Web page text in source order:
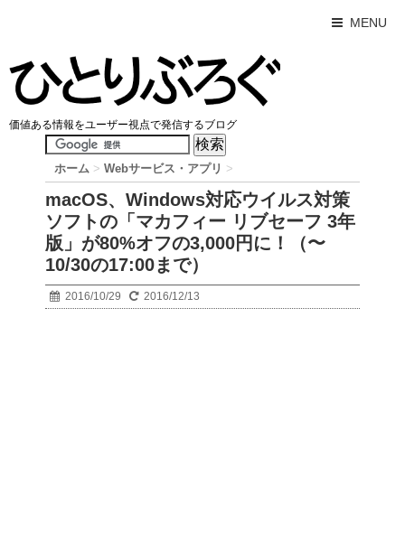
MENU
価値ある情報をユーザー視点で発信するブログ
ホーム > Webサービス・アプリ >
macOS、Windows対応ウイルス対策
ソフトの「マカフィー リブセーフ 3年
版」が80%オフの3,000円に！（〜
10/30の17:00まで）
2016/10/29 2016/12/13